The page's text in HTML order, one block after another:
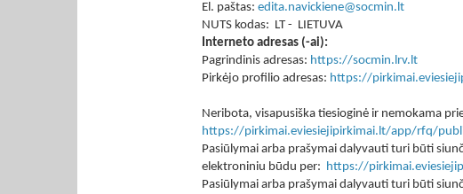
El. paštas: edita.navickiene@socmin.lt
NUTS kodas: LT - LIETUVA
Interneto adresas (-ai):
Pagrindinis adresas: https://socmin.lrv.lt
Pirkėjo profilio adresas: https://
Neribota, visapusiška tiesioginė ir nemokama
https://pirkimai.eviesiejipirkimai.lt/app/rfq/
Pasiūlymai arba prašymai dalyvauti turi būti
elektroniniu būdu per: https://
Pasiūlymai arba prašymai dalyvauti turi būti